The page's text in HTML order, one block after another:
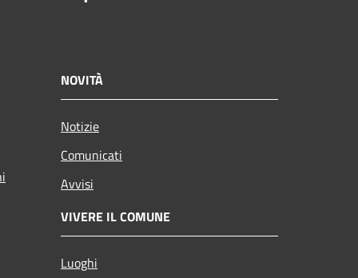
NOVITÀ
Notizie
Comunicati
Avvisi
VIVERE IL COMUNE
Luoghi